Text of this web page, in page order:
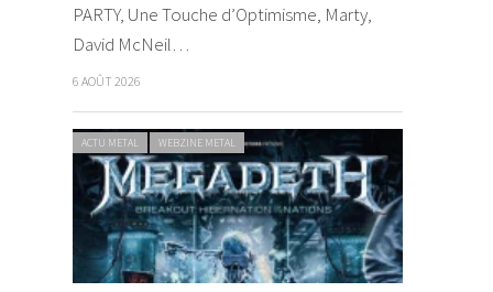
PARTY, Une Touche d’Optimisme, Marty,
David McNeil…
6 AOÛT 2026
ACTU METAL WEBZINE METAL